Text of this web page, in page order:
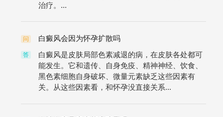
治疗。...
问 白癜风会因为怀孕扩散吗
答
白癜风是皮肤局部色素减退的病，在皮肤各处都可
能发生。它和遗传、自身免疫、精神神经、饮食、
黑色素细胞自身破坏、微量元素缺乏这些因素有
关。从这些因素看，和怀孕没直接关系...